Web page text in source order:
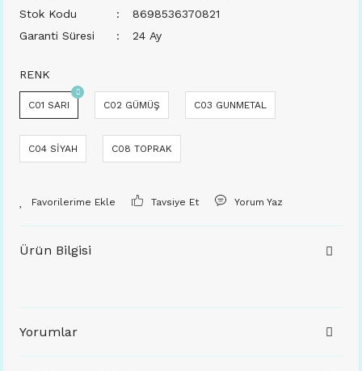
Stok Kodu
8698536370821
Garanti Süresi
24 Ay
RENK
C01 SARI C02 GÜMÜŞ C03 GUNMETAL
C04 SİYAH C08 TOPRAK
Tavsiye Et Yorum Yaz
Ürün Bilgisi
Yorumlar